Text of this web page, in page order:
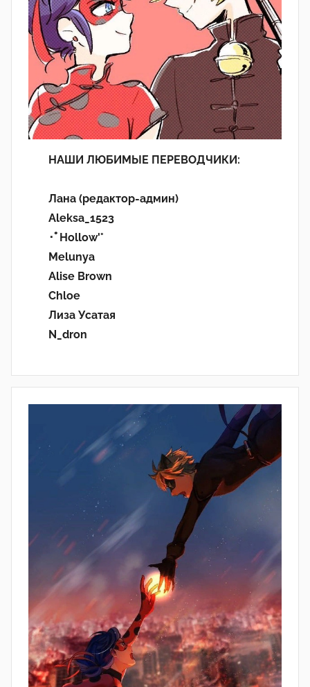
НАШИ ЛЮБИМЫЕ ПЕРЕВОДЧИКИ:
Лана (редактор-админ)
Aleksa_1523
･ﾟHollow'°
Melunya
Alise Brown
Chloe
Лиза Усатая
N_dron